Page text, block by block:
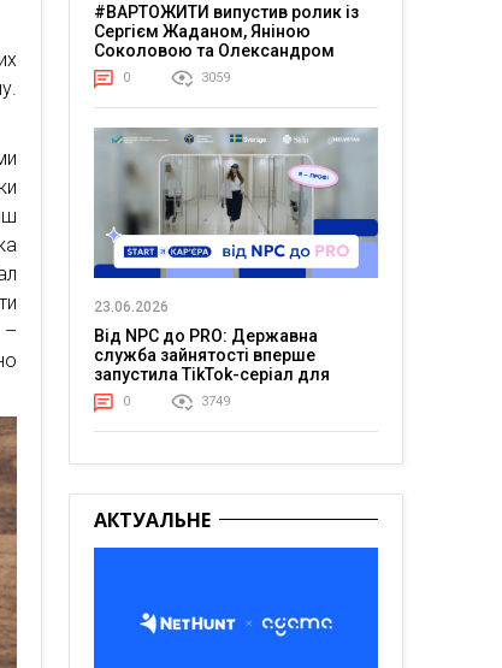
–
#ВАРТОЖИТИ випустив ролик із
Сергієм Жаданом, Яніною
Соколовою та Олександром
Тереном про життя в постійній
напрузі
0 3059
23.06.2026
Від NPC до PRO: Державна
служба зайнятості вперше
запустила TikTok-серіал для
молоді
0 3749
АКТУАЛЬНЕ